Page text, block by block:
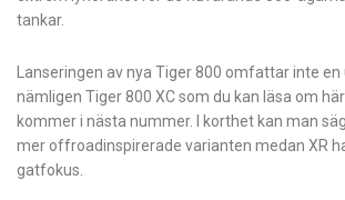
tankar.
Lanseringen av nya Tiger 800 ­omfattar inte en
nämligen ­Tiger 800 XC som du kan läsa om
kommer i nästa nummer. I korthet kan man
mer offroadinspirerade varianten medan XR
gatfokus.